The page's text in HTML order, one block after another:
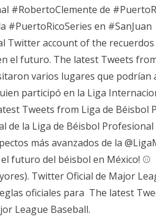
#RobertoClemente de
#PuertoRicoSeries en
Twitter account of the
el futuro. The latest Tweets
varios lugares que podrían
participó en la Liga
Tweets from Liga de Béisbol
de la Liga de Béisbol
más avanzados de la
futuro del béisbol en México!
Twitter Oficial de Major
oficiales para The latest
League Baseball.